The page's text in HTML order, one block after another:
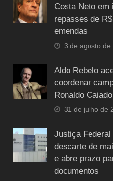
Costa Neto em
repasses de
emendas
3 de agosto de
Aldo Rebelo
coordenar
Ronaldo Caiado
31 de julho de
Justiça Federal
descarte de
e abre prazo
documentos